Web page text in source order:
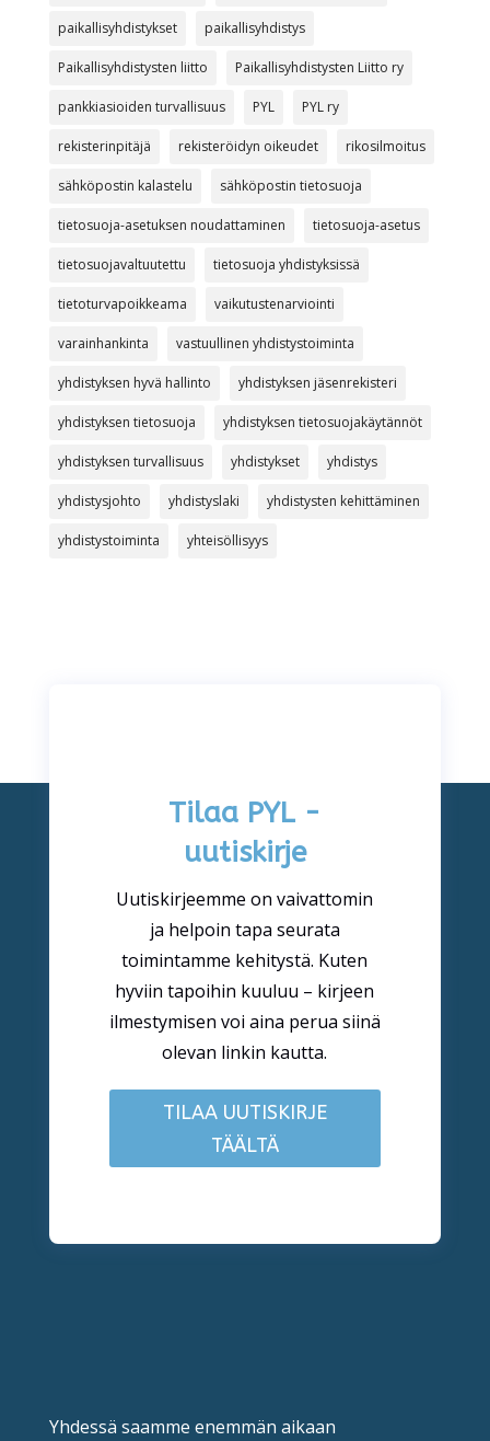
paikallisyhdistykset paikallisyhdistys
Paikallisyhdistysten liitto Paikallisyhdistysten Liitto ry
pankkiasioiden turvallisuus PYL PYL ry
rekisterinpitäjä rekisteröidyn oikeudet rikosilmoitus
sähköpostin kalastelu sähköpostin tietosuoja
tietosuoja-asetuksen noudattaminen tietosuoja-asetus
tietosuojavaltuutettu tietosuoja yhdistyksissä
tietoturvapoikkeama vaikutustenarviointi
varainhankinta vastuullinen yhdistystoiminta
yhdistyksen hyvä hallinto yhdistyksen jäsenrekisteri
yhdistyksen tietosuoja yhdistyksen tietosuojakäytännöt
yhdistyksen turvallisuus yhdistykset yhdistys
yhdistysjohto yhdistyslaki yhdistysten kehittäminen
yhdistystoiminta yhteisöllisyys
Tilaa PYL -
uutiskirje
Uutiskirjeemme on vaivattomin
ja helpoin tapa seurata
toimintamme kehitystä. Kuten
hyviin tapoihin kuuluu – kirjeen
ilmestymisen voi aina perua siinä
olevan linkin kautta.
TILAA UUTISKIRJE
TÄÄLTÄ
Yhdessä saamme enemmän aikaan